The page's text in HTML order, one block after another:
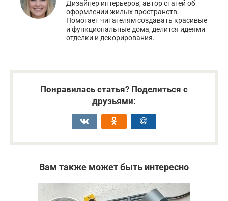
Дизайнер интерьеров, автор статей об
оформлении жилых пространств.
Помогает читателям создавать красивые
и функциональные дома, делится идеями
отделки и декорирования.
Понравилась статья? Поделиться с
друзьями:
Вам также может быть интересно